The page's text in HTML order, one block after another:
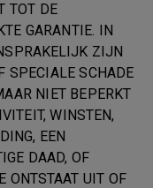
TOT DE
GARANTIE. IN
ZIJN
SPECIALE SCHADE
NIET BEPERKT
WINSTEN,
EEN
DAAD, OF
ONTSTAAT UIT OF